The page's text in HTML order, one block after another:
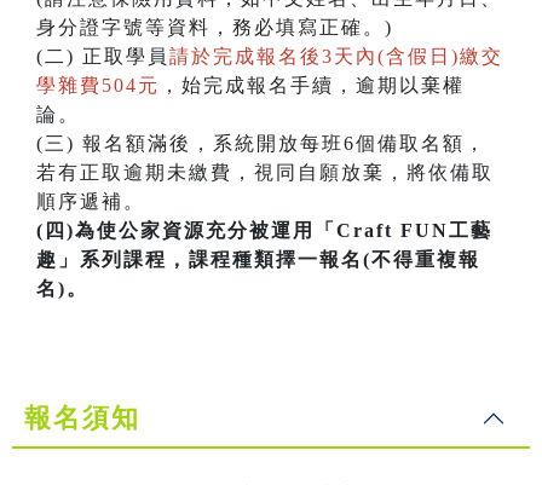
身分證字號等資料，務必填寫正確。)
(二) 正取學員 請於完成報名後3天內(含假日)繳交
學雜費504元 ，始完成報名手續，逾期以棄權
論。
(三) 報名額滿後，系統開放每班6個備取名額，
若有正取逾期未繳費，視同自願放棄，將依備取
順序遞補。
(四)為使公家資源充分被運用「Craft FUN工藝
趣」系列課程，課程種類擇一報名(不得重複報
名)。
報名須知